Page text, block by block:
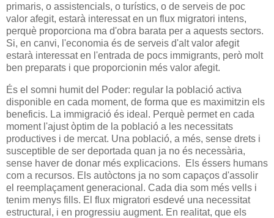
primaris, o assistencials, o turístics, o de serveis de poc
valor afegit, estarà interessat en un flux migratori intens,
perquè proporciona ma d'obra barata per a aquests sectors.
Si, en canvi, l'economia és de serveis d'alt valor afegit
estarà interessat en l'entrada de pocs immigrants, però molt
ben preparats i que proporcionin més valor afegit.
És el somni humit del Poder: regular la població activa
disponible en cada moment, de forma que es maximitzin els
beneficis. La immigració és ideal. Perquè permet en cada
moment l'ajust òptim de la població a les necessitats
productives i de mercat. Una població, a més, sense drets i
susceptible de ser deportada quan ja no és necessària,
sense haver de donar més explicacions. Els éssers humans
com a recursos. Els autòctons ja no som capaços d'assolir
el reemplaçament generacional. Cada dia som més vells i
tenim menys fills. El flux migratori esdevé una necessitat
estructural, i en progressiu augment. En realitat, que els